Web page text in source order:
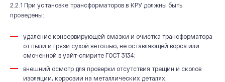
2.2.1 При установке трансформаторов в КРУ должны быть
проведены:
удаление консервирующей смазки и очистка трансформатора
от пыли и грязи сухой ветошью, не оставляющей ворса или
смоченной в уайт-спирите ГОСТ 3134;
внешний осмотр для проверки отсутствия трещин и сколов
изоляции, коррозии на металлических деталях.